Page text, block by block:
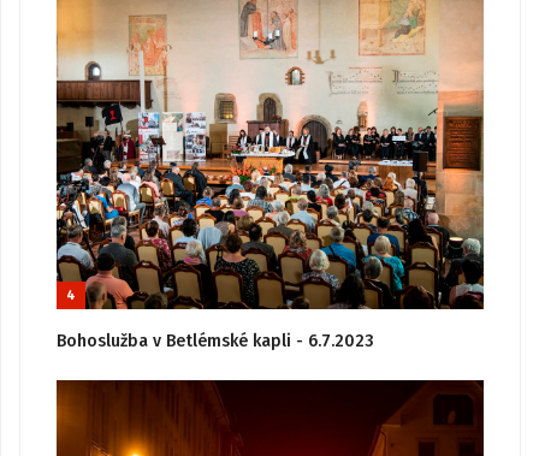
4
Bohoslužba v Betlémské kapli - 6.7.2023